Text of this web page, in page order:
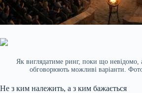
Як виглядатиме ринг, поки що невідомо,
обговорюють можливі варіанти.
Не з ким належить, а з ким бажається